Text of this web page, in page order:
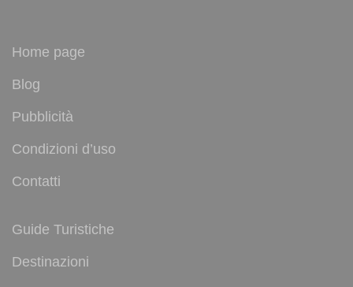
Home page
Blog
Pubblicità
Condizioni d’uso
Contatti
Guide Turistiche
Destinazioni